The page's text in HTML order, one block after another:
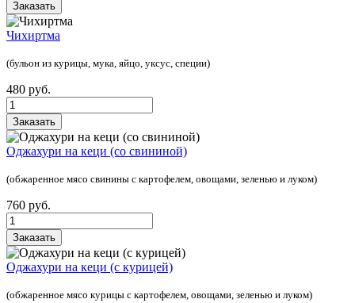
Заказать
Чихиртма
(бульон из курицы, мука, яйцо, уксус, специи)
480 руб.
Заказать
Оджахури на кеци (со свининой)
(обжаренное мясо свинины с картофелем, овощами, зеленью и луком)
760 руб.
Заказать
Оджахури на кеци (с курицей)
(обжаренное мясо курицы с картофелем, овощами, зеленью и луком)